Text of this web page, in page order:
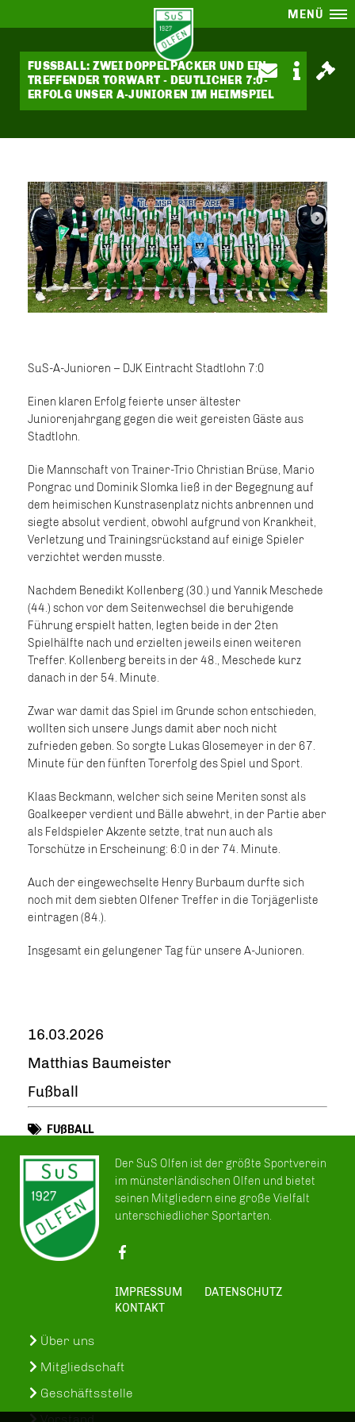
MENÜ
FUSSBALL: ZWEI DOPPELPACKER UND EIN
TREFFENDER TORWART - DEUTLICHER 7:0-
ERFOLG UNSER A-JUNIOREN IM HEIMSPIEL
SuS-A-Junioren – DJK Eintracht Stadtlohn 7:0
Einen klaren Erfolg feierte unser ältester
Juniorenjahrgang gegen die weit gereisten Gäste aus
Stadtlohn.
Die Mannschaft von Trainer-Trio Christian Brüse, Mario
Pongrac und Dominik Slomka ließ in der Begegnung auf
dem heimischen Kunstrasenplatz nichts anbrennen und
siegte absolut verdient, obwohl aufgrund von Krankheit,
Verletzung und Trainingsrückstand auf einige Spieler
verzichtet werden musste.
Nachdem Benedikt Kollenberg (30.) und Yannik Meschede
(44.) schon vor dem Seitenwechsel die beruhigende
Führung erspielt hatten, legten beide in der 2ten
Spielhälfte nach und erzielten jeweils einen weiteren
Treffer. Kollenberg bereits in der 48., Meschede kurz
danach in der 54. Minute.
Zwar war damit das Spiel im Grunde schon entschieden,
wollten sich unsere Jungs damit aber noch nicht
zufrieden geben. So sorgte Lukas Glosemeyer in der 67.
Minute für den fünften Torerfolg des Spiel und Sport.
Klaas Beckmann, welcher sich seine Meriten sonst als
Goalkeeper verdient und Bälle abwehrt, in der Partie aber
als Feldspieler Akzente setzte, trat nun auch als
Torschütze in Erscheinung: 6:0 in der 74. Minute.
Auch der eingewechselte Henry Burbaum durfte sich
noch mit dem siebten Olfener Treffer in die Torjägerliste
eintragen (84.).
Insgesamt ein gelungener Tag für unsere A-Junioren.
16.03.2026
Matthias Baumeister
Fußball
FUßBALL
Der SuS Olfen ist der größte Sportverein
im münsterländischen Olfen und bietet
seinen Mitgliedern eine große Vielfalt
unterschiedlicher Sportarten.
IMPRESSUM
DATENSCHUTZ
KONTAKT
Über uns
Mitgliedschaft
Geschäftsstelle